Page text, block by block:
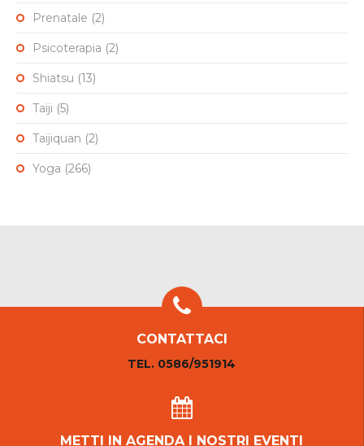
Prenatale (2)
Psicoterapia (2)
Shiatsu (13)
Taiji (5)
Taijiquan (2)
Yoga (266)
CONTATTACI
TEL. 0586/951914
METTI IN AGENDA I NOSTRI EVENTI